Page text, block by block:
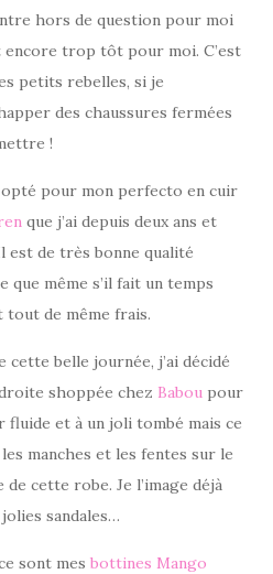
hors de question pour moi
trop tôt pour moi. C’est
petits rebelles, si je
des chaussures fermées
!
opté pour mon perfecto en cuir
que j’ai depuis deux ans et
est de très bonne qualité
que même s’il fait un temps
tout de même frais.
belle journée, j’ai décidé
shoppée chez Babou pour
fluide et à un joli tombé mais ce
manches et les fentes sur le
cette robe. Je l’image déjà
sandales…
sont mes bottines Mango